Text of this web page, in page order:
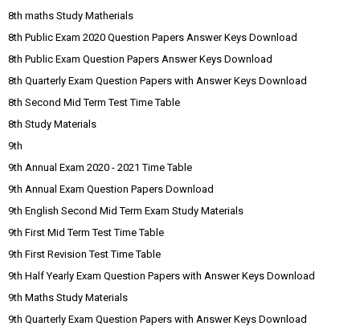
8th maths Study Matherials
8th Public Exam 2020 Question Papers Answer Keys Download
8th Public Exam Question Papers Answer Keys Download
8th Quarterly Exam Question Papers with Answer Keys Download
8th Second Mid Term Test Time Table
8th Study Materials
9th
9th Annual Exam 2020 - 2021 Time Table
9th Annual Exam Question Papers Download
9th English Second Mid Term Exam Study Materials
9th First Mid Term Test Time Table
9th First Revision Test Time Table
9th Half Yearly Exam Question Papers with Answer Keys Download
9th Maths Study Materials
9th Quarterly Exam Question Papers with Answer Keys Download